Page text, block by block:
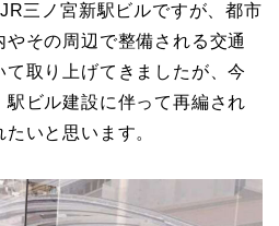
三ノ宮新駅ビルですが、都市
その周辺で整備される交通
取り上げてきましたが、今
駅ビル建設に伴って再編され
いと思います。